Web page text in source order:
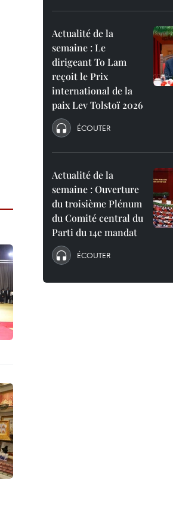
Actualité de la
semaine : Le
dirigeant To Lam
reçoit le Prix
international de la
paix Lev Tolstoï 2026
ÉCOUTER
Actualité de la
semaine : Ouverture
du troisième Plénum
du Comité central du
Parti du 14e mandat
ÉCOUTER